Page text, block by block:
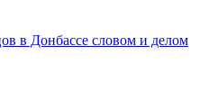
в Донбассе словом и делом